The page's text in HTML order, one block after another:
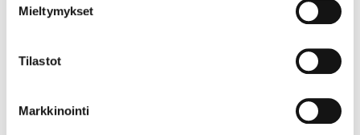
Mieltymykset
Tilastot
Markkinointi
Kääpiöauringonkukka
Kiinanasteri Benary’s